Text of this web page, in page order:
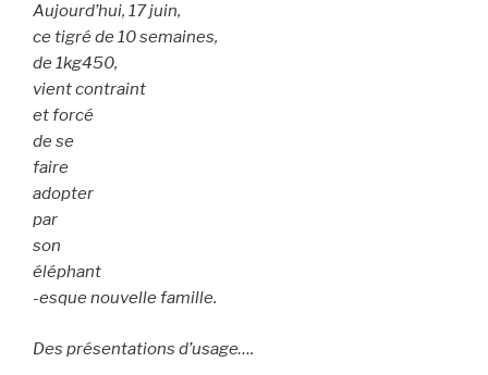
Aujourd’hui, 17 juin,
ce tigré de 10 semaines,
de 1kg450,
vient contraint
et forcé
de se
faire
adopter
par
son
éléphant
-esque nouvelle famille.
Des présentations d’usage….